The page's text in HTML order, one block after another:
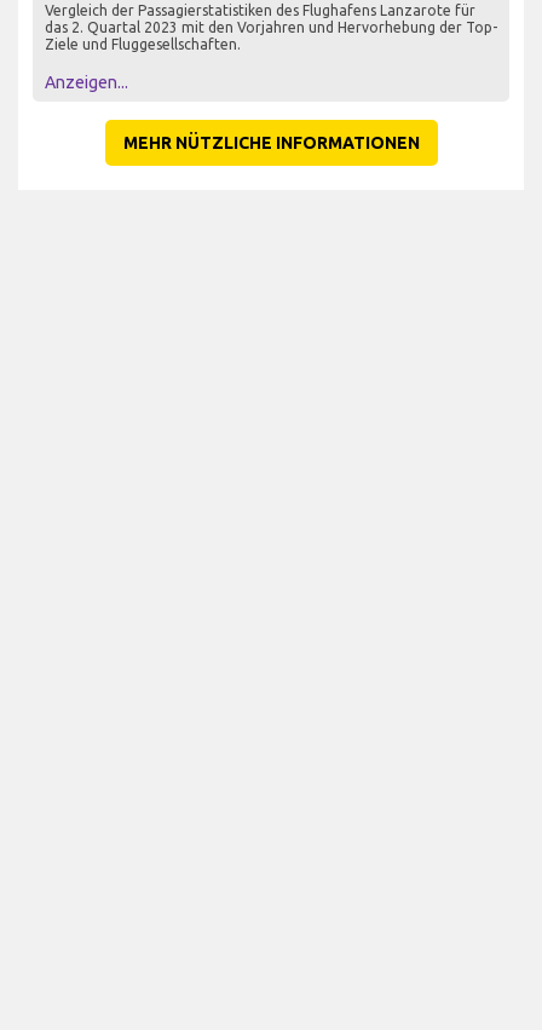
Vergleich der Passagierstatistiken des Flughafens Lanzarote für
das 2. Quartal 2023 mit den Vorjahren und Hervorhebung der Top-
Ziele und Fluggesellschaften.
Anzeigen...
MEHR NÜTZLICHE INFORMATIONEN